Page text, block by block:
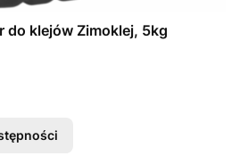
do klejów Zimoklej, 5kg